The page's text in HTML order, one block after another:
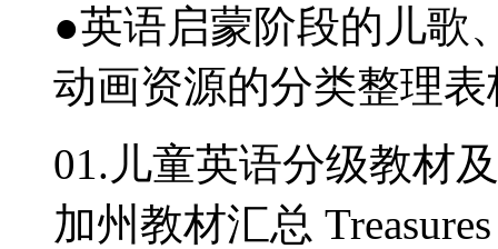
●英语启蒙阶段的儿歌
动画资源的分类整理
01.儿童英语分级教材
加州教材汇总